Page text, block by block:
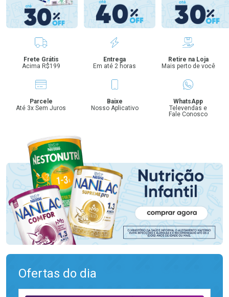
Benefícios
Frete Grátis
Acima R$199
Entrega
Em até 2 horas
Retire na Loja
Mais perto de você
Parcele
Até 3x Sem Juros
Baixe
Nosso Aplicativo
WhatsApp
Televendas e
Fale Conosco
Ofertas do dia